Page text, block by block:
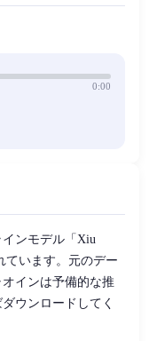
0:00
ンモデル「Xiu
ています。元のデー
インは予備的な推
ウンロードしてく